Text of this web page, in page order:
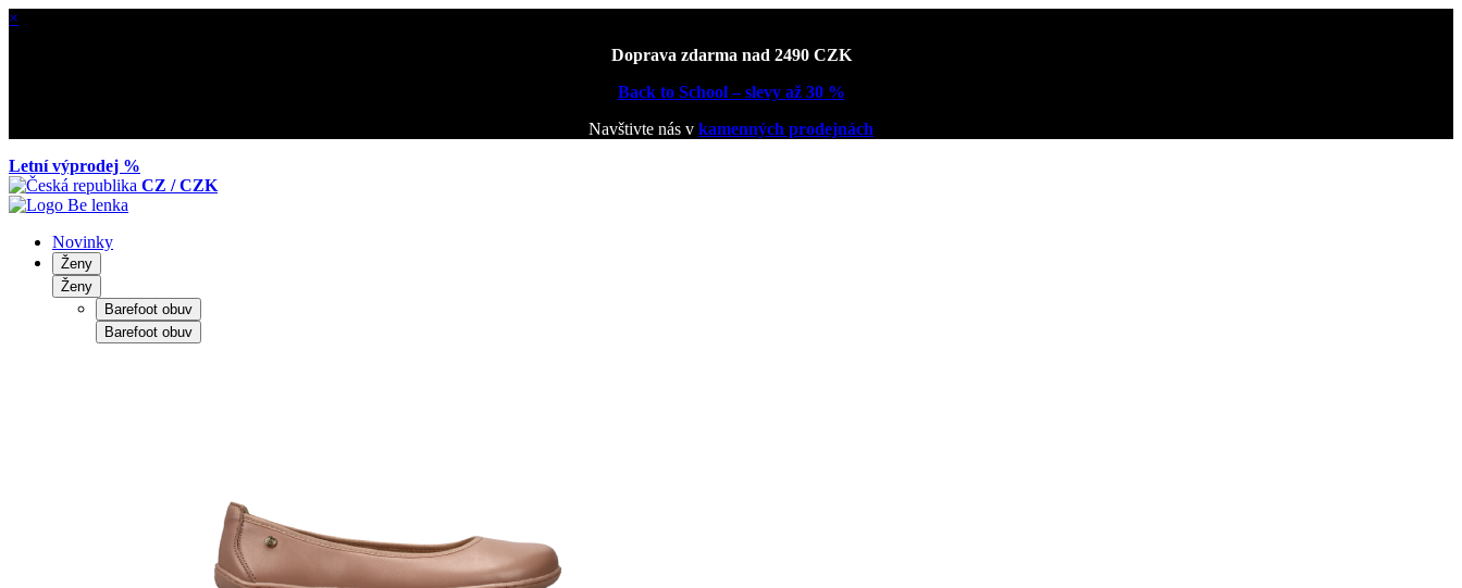
×
Doprava zdarma nad 2490 CZK
Back to School – slevy až 30 %
Navštivte nás v kamenných prodejnách
Letní výprodej %
CZ / CZK
Novinky
Ženy
Ženy
Barefoot obuv
Barefoot obuv